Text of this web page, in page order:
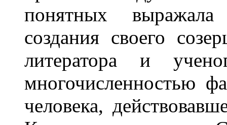
понятных
создания своего
литератора и
многочисленностью
человека,